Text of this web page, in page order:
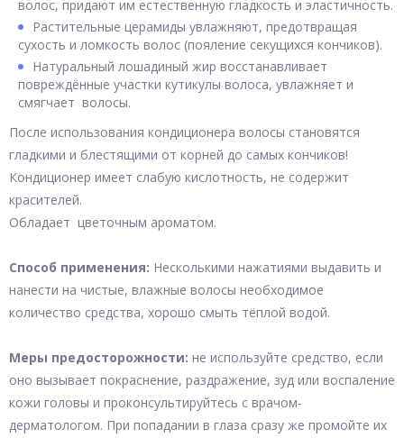
волос, придают им естественную гладкость и эластичность.
Растительные церамиды увлажняют, предотвращая
сухость и ломкость волос (пояление секущихся кончиков).
Натуральный лошадиный жир восстанавливает
повреждённые участки кутикулы волоса, увлажняет и
смягчает волосы.
После использования кондиционера волосы становятся
гладкими и блестящими от корней до самых кончиков!
Кондиционер имеет слабую кислотность, не содержит
красителей.
Обладает цветочным ароматом.
Способ применения: Несколькими нажатиями выдавить и
нанести на чистые, влажные волосы необходимое
количество средства, хорошо смыть тёплой водой.
Меры предосторожности: не используйте средство, если
оно вызывает покраснение, раздражение, зуд или воспаление
кожи головы и проконсультируйтесь с врачом-
дерматологом. При попадании в глаза сразу же промойте их